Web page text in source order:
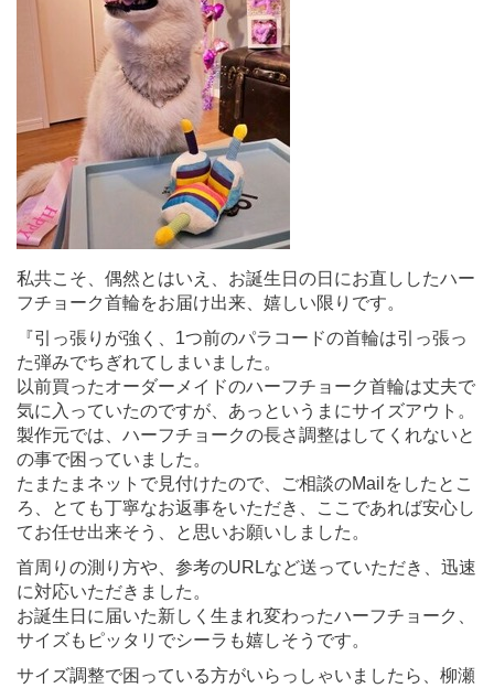
私共こそ、偶然とはいえ、お誕生日の日にお直ししたハー
フチョーク首輪をお届け出来、嬉しい限りです。
『引っ張りが強く、1つ前のパラコードの首輪は引っ張っ
た弾みでちぎれてしまいました。
以前買ったオーダーメイドのハーフチョーク首輪は丈夫で
気に入っていたのですが、あっというまにサイズアウト。
製作元では、ハーフチョークの長さ調整はしてくれないと
の事で困っていました。
たまたまネットで見付けたので、ご相談のMailをしたとこ
ろ、とても丁寧なお返事をいただき、ここであれば安心し
てお任せ出来そう、と思いお願いしました。
首周りの測り方や、参考のURLなど送っていただき、迅速
に対応いただきました。
お誕生日に届いた新しく生まれ変わったハーフチョーク、
サイズもピッタリでシーラも嬉しそうです。
サイズ調整で困っている方がいらっしゃいましたら、柳瀬